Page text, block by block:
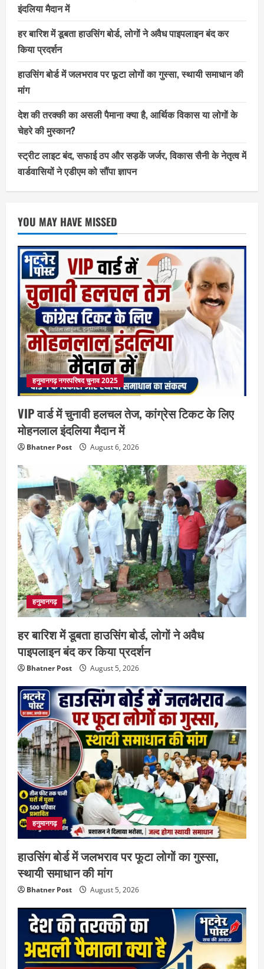
इंदलिया मैदान में
हर बारिश में डूबता हाउसिंग बोर्ड, लोगों ने अवैध पाइपलाइन बंद कर
किया प्रदर्शन
हाउसिंग बोर्ड में जलभराव पर फूटा लोगों का गुस्सा, स्थायी समाधान की
मांग
देश की तरक्की का असली पैमाना क्या है, आर्थिक विकास या लोगों के
चेहरे की मुस्कान?
स्ट्रीट लाइट बंद, सफाई ठप और सड़कें जर्जर, विकास सैनी के नेतृत्व में
वार्डवासियों ने एडीएम को सौंपा ज्ञापन
YOU MAY HAVE MISSED
हनुमानगढ़ नगरपरिषद चुनाव 2025
VIP वार्ड में चुनावी हलचल तेज, कांग्रेस टिकट के लिए
मोहनलाल इंदलिया मैदान में
Bhatner Post August 6, 2026
हनुमानगढ़
हर बारिश में डूबता हाउसिंग बोर्ड, लोगों ने अवैध
पाइपलाइन बंद कर किया प्रदर्शन
Bhatner Post August 5, 2026
हनुमानगढ़
हाउसिंग बोर्ड में जलभराव पर फूटा लोगों का गुस्सा,
स्थायी समाधान की मांग
Bhatner Post August 5, 2026